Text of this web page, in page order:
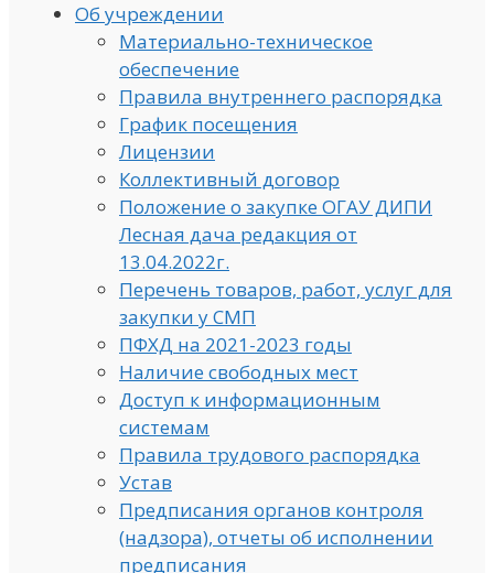
Об учреждении
Материально-техническое
обеспечение
Правила внутреннего распорядка
График посещения
Лицензии
Коллективный договор
Положение о закупке ОГАУ ДИПИ
Лесная дача редакция от
13.04.2022г.
Перечень товаров, работ, услуг для
закупки у СМП
ПФХД на 2021-2023 годы
Наличие свободных мест
Доступ к информационным
системам
Правила трудового распорядка
Устав
Предписания органов контроля
(надзора), отчеты об исполнении
предписания